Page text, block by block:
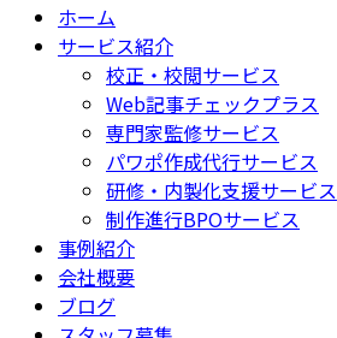
ホーム
サービス紹介
校正・校閲サービス
Web記事チェックプラス
専門家監修サービス
パワポ作成代行サービス
研修・内製化支援サービス
制作進行BPOサービス
事例紹介
会社概要
ブログ